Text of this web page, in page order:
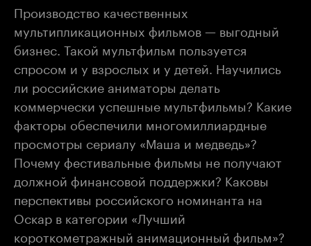
Производство качественных
мультипликационных фильмов — выгодный
бизнес. Такой мультфильм пользуется
спросом и у взрослых и у детей. Научились
ли российские аниматоры делать
коммерчески успешные мультфильмы? Какие
факторы обеспечили многомиллиардные
просмотры сериалу «Маша и медведь»?
Почему фестивальные фильмы не получают
должной финансовой поддержки? Каковы
перспективы российского номинанта на
Оскар в категории «Лучший
короткометражный анимационный фильм»?